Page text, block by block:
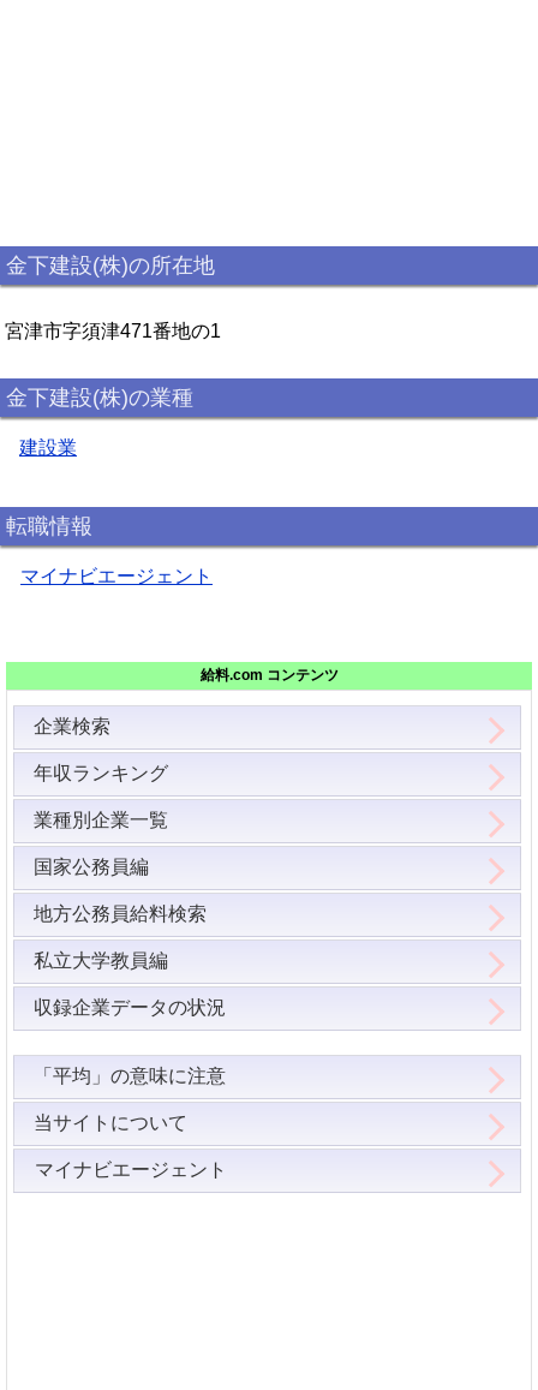
金下建設(株)の所在地
宮津市字須津471番地の1
金下建設(株)の業種
建設業
転職情報
マイナビエージェント
給料.com コンテンツ
企業検索
年収ランキング
業種別企業一覧
国家公務員編
地方公務員給料検索
私立大学教員編
収録企業データの状況
「平均」の意味に注意
当サイトについて
マイナビエージェント